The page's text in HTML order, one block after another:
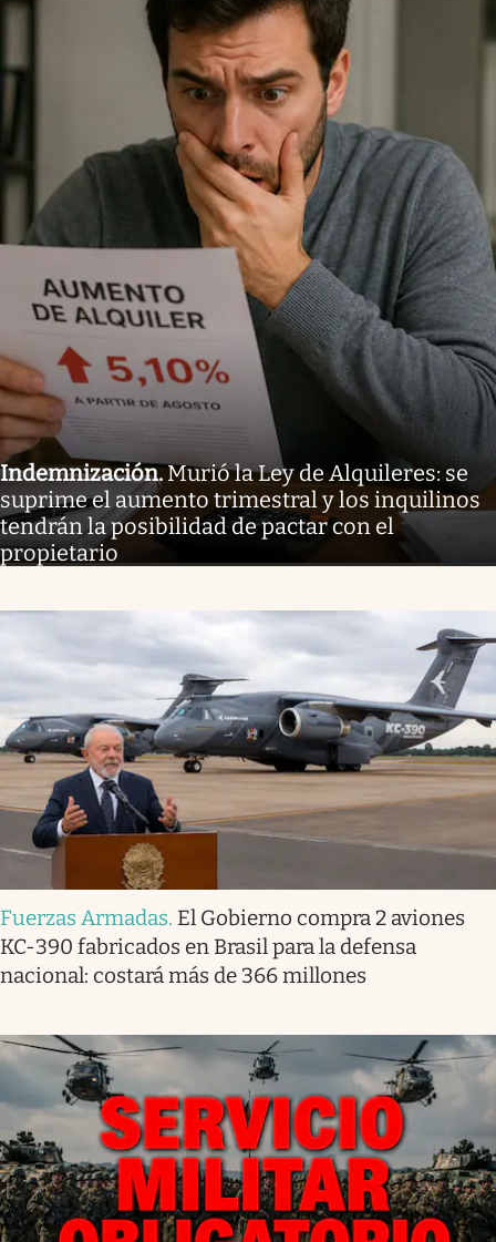
Indemnización.Murió la Ley de Alquileres: se
suprime el aumento trimestral y los inquilinos
tendrán la posibilidad de pactar con el
propietario
Fuerzas Armadas. El Gobierno compra 2 aviones
KC-390 fabricados en Brasil para la defensa
nacional: costará más de 366 millones